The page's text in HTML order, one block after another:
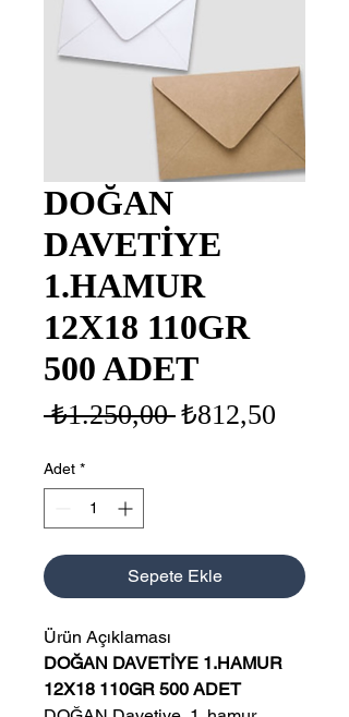
DOĞAN
DAVETİYE
1.HAMUR
12X18 110GR
500 ADET
₺1.250,00 Normal
₺812,50
Adet *
Sepete Ekle
Ürün Açıklaması
DOĞAN DAVETİYE 1.HAMUR
12X18 110GR 500 ADET